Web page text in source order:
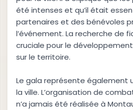
été intenses et qu’il était
partenaires et des bénévoles
l’événement. La recherche de
cruciale pour le
sur le territoire.
Le gala représente également
la ville. L’organisation de
n’a jamais été réalisée à